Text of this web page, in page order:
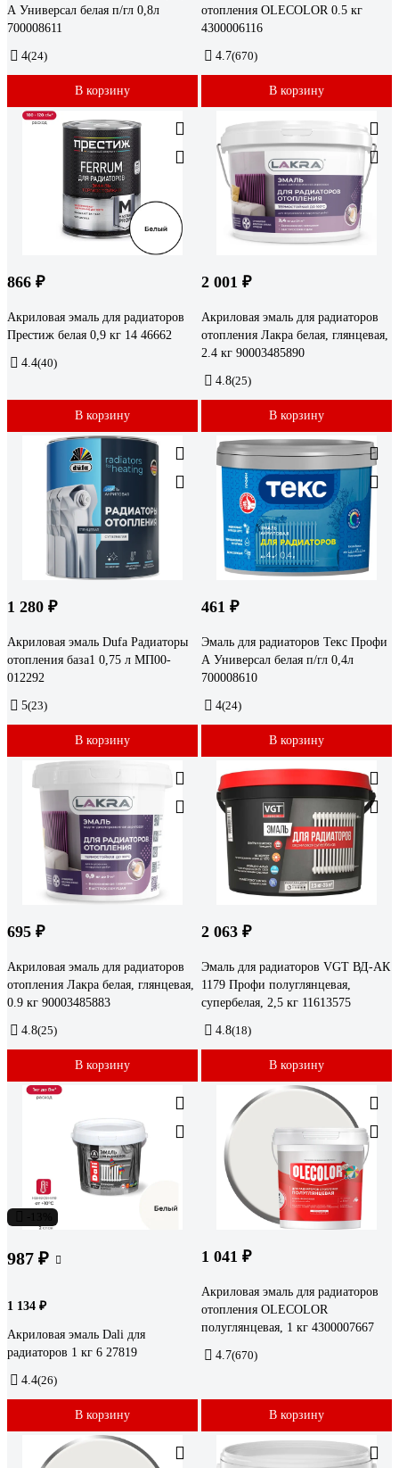
А Универсал белая п/гл 0,8л
700008611
4(24)
В корзину
отопления OLECOLOR 0.5 кг
4300006116
4.7(670)
В корзину
866 ₽
Акриловая эмаль для радиаторов
Престиж белая 0,9 кг 14 46662
4.4(40)
В корзину
2 001 ₽
Акриловая эмаль для радиаторов
отопления Лакра белая, глянцевая,
2.4 кг 90003485890
4.8(25)
В корзину
1 280 ₽
Акриловая эмаль Dufa Радиаторы
отопления база1 0,75 л МП00-
012292
5(23)
В корзину
461 ₽
Эмаль для радиаторов Текс Профи
А Универсал белая п/гл 0,4л
700008610
4(24)
В корзину
695 ₽
Акриловая эмаль для радиаторов
отопления Лакра белая, глянцевая,
0.9 кг 90003485883
4.8(25)
В корзину
2 063 ₽
Эмаль для радиаторов VGT ВД-АК
1179 Профи полуглянцевая,
супербелая, 2,5 кг 11613575
4.8(18)
В корзину
987 ₽
1 134 ₽
Акриловая эмаль Dali для
радиаторов 1 кг 6 27819
4.4(26)
В корзину
1 041 ₽
Акриловая эмаль для радиаторов
отопления OLECOLOR
полуглянцевая, 1 кг 4300007667
4.7(670)
В корзину